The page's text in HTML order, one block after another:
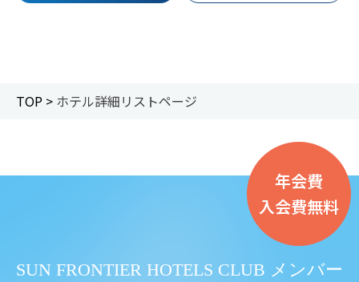
TOP > ホテル詳細リストページ
年会費
入会費無料
SUN FRONTIER HOTELS CLUB メンバー